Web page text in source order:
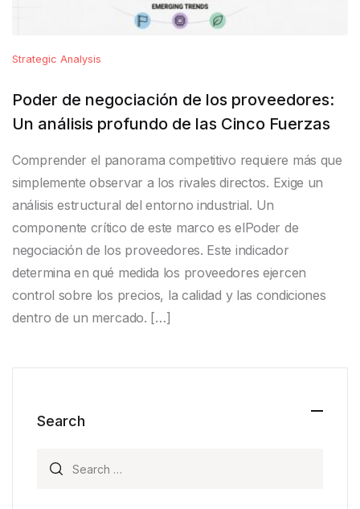
Strategic Analysis
Poder de negociación de los proveedores:
Un análisis profundo de las Cinco Fuerzas
Comprender el panorama competitivo requiere más que
simplemente observar a los rivales directos. Exige un
análisis estructural del entorno industrial. Un
componente crítico de este marco es elPoder de
negociación de los proveedores. Este indicador
determina en qué medida los proveedores ejercen
control sobre los precios, la calidad y las condiciones
dentro de un mercado. […]
Search